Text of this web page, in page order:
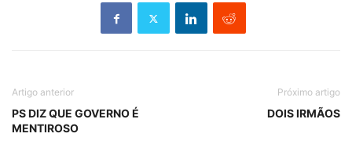
Artigo anterior
PS DIZ QUE GOVERNO É
MENTIROSO
Próximo artigo
DOIS IRMÃOS